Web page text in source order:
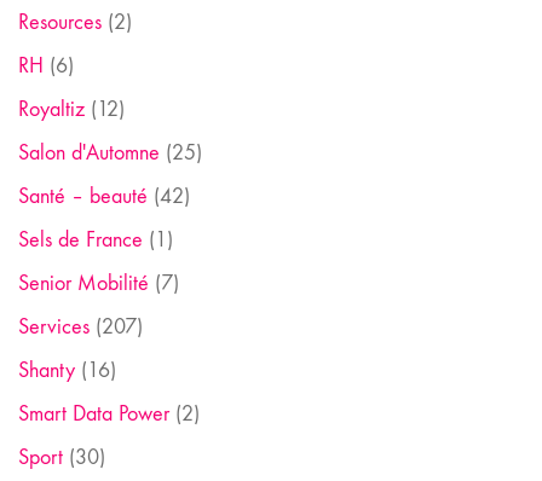
Resources (2)
RH (6)
Royaltiz (12)
Salon d'Automne (25)
Santé – beauté (42)
Sels de France (1)
Senior Mobilité (7)
Services (207)
Shanty (16)
Smart Data Power(2)
Sport (30)